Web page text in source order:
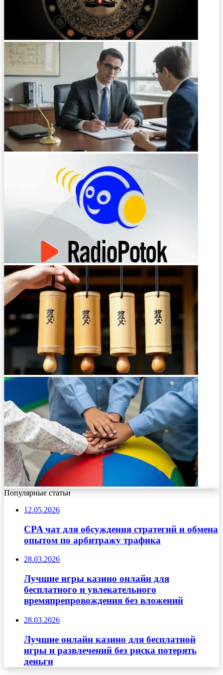
Популярные статьи
12.05.2026
CPA чат для обсуждения стратегий и обмена
опытом по арбитражу трафика
28.03.2026
Лучшие игры казино онлайн для
бесплатного и увлекательного
времяпрепровождения без вложений
28.03.2026
Лучшие онлайн казино для бесплатной
игры и развлечений без риска потерять
деньги